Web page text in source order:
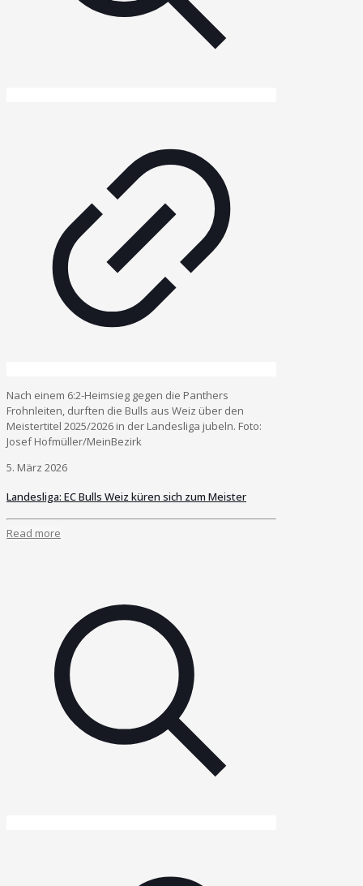
Nach einem 6:2-Heimsieg gegen die Panthers
Frohnleiten, durften die Bulls aus Weiz über den
Meistertitel 2025/2026 in der Landesliga jubeln. Foto:
Josef Hofmüller/MeinBezirk
5. März 2026
Landesliga: EC Bulls Weiz küren sich zum Meister
Read more